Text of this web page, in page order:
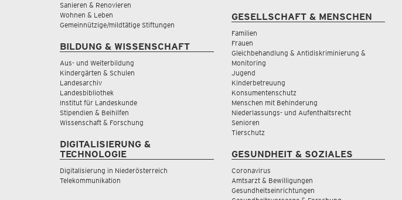
Sanieren & Renovieren
Wohnen & Leben
Gemeinnützige/mildtätige Stiftungen
BILDUNG & WISSENSCHAFT
Aus- und Weiterbildung
Kindergärten & Schulen
Landesarchiv
Landesbibliothek
Institut für Landeskunde
Stipendien & Beihilfen
Wissenschaft & Forschung
DIGITALISIERUNG &
TECHNOLOGIE
Digitalisierung in Niederösterreich
Telekommunikation
GESELLSCHAFT & MENSCHEN
Familien
Frauen
Gleichbehandlung & Antidiskriminierung &
Monitoring
Jugend
Kinderbetreuung
Konsumentenschutz
Menschen mit Behinderung
Niederlassungs- und Aufenthaltsrecht
Senioren
Tierschutz
GESUNDHEIT & SOZIALES
Coronavirus
Amtsarzt & Bewilligungen
Gesundheitseinrichtungen